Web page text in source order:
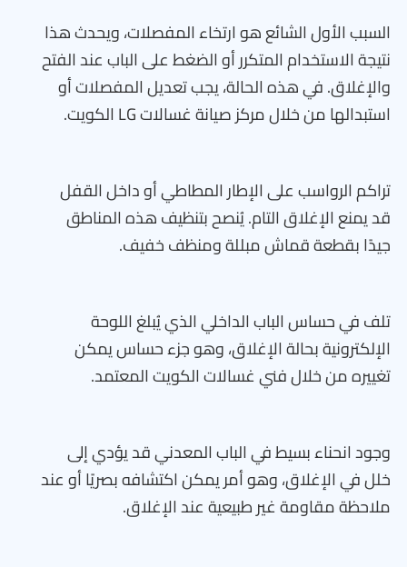
السبب الأول الشائع هو ارتخاء المفصلات، ويحدث هذا
نتيجة الاستخدام المتكرر أو الضغط على الباب عند الفتح
والإغلاق. في هذه الحالة، يجب تعديل المفصلات أو
استبدالها من خلال مركز صيانة غسالات LG الكويت.
تراكم الرواسب على الإطار المطاطي أو داخل القفل
قد يمنع الإغلاق التام. يُنصح بتنظيف هذه المناطق
جيدًا بقطعة قماش مبللة ومنظف خفيف.
تلف في حساس الباب الداخلي الذي يُبلغ اللوحة
الإلكترونية بحالة الإغلاق، وهو جزء حساس يمكن
تغييره من خلال فني غسالات الكويت المعتمد.
وجود انحناء بسيط في الباب المعدني قد يؤدي إلى
خلل في الإغلاق، وهو أمر يمكن اكتشافه بصريًا أو عند
ملاحظة مقاومة غير طبيعية عند الإغلاق.